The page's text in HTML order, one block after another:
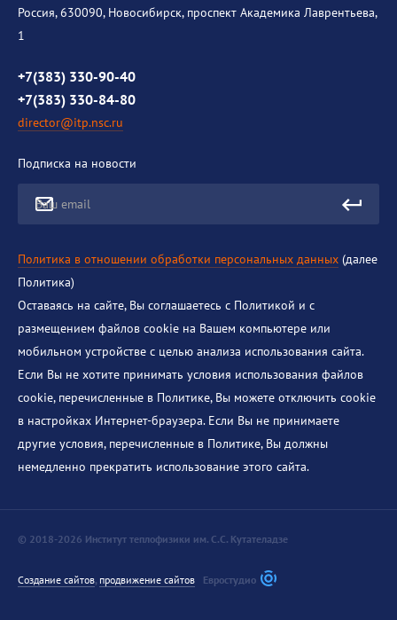
История института
Контакты
Противодействие коррупции
Россия, 630090, Новосибирск, проспект Академика Лаврентьева,
1
+7(383) 330-90-40
+7(383) 330-84-80
director@itp.nsc.ru
Подписка на новости
Ваш email
Политика в отношении обработки персональных данных (далее
Политика)
Оставаясь на сайте, Вы соглашаетесь с Политикой и с
размещением файлов cookie на Вашем компьютере или
мобильном устройстве с целью анализа использования сайта.
Если Вы не хотите принимать условия использования файлов
cookie, перечисленные в Политике, Вы можете отключить cookie
в настройках Интернет-браузера. Если Вы не принимаете
другие условия, перечисленные в Политике, Вы должны
немедленно прекратить использование этого сайта.
© 2018-2026 Институт теплофизики им. С.С. Кутателадзе
Создание сайтов, продвижение сайтов Евростудио